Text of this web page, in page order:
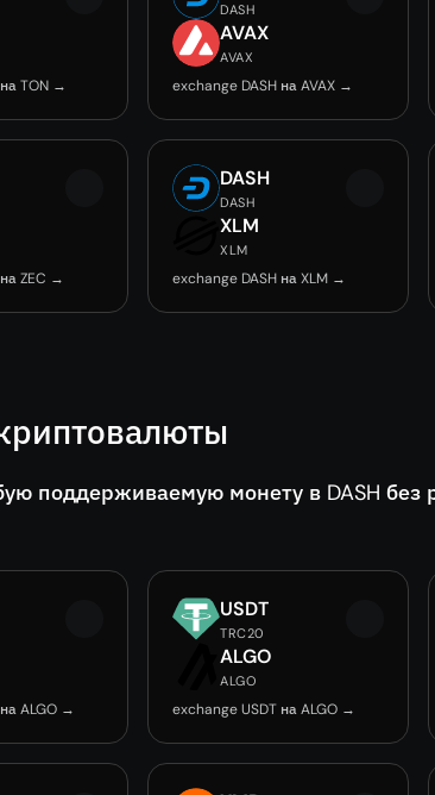
TON →
DASH
AVAX
AVAX
exchange DASH на AVAX →
ZEC →
DASH
DASH
XLM
XLM
exchange DASH на XLM →
поддерживаемую монету в DASH без
ALGO →
USDT
TRC20
ALGO
ALGO
exchange USDT на ALGO →